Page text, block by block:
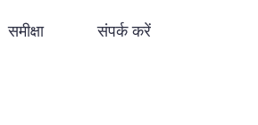
समीक्षा संपर्क करें